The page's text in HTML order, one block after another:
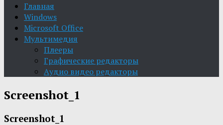
Главная
Windows
Microsoft Office
Мультимедия
Плееры
Графические редакторы
Aудио видео редакторы
Screenshot_1
Screenshot_1